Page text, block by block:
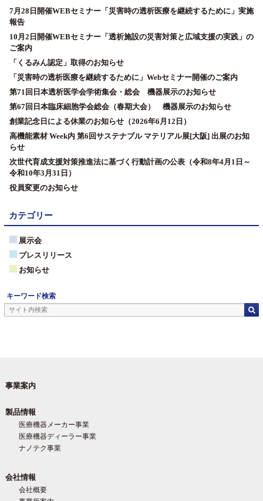
7月28日開催WEBセミナー「災害時の透析医療を継続するために」実施
報告
10月2日開催WEBセミナー「透析施設の災害対策と広域支援の実践」の
ご案内
「くるみん認定」取得のお知らせ
「災害時の透析医療を継続するために」Webセミナー開催のご案内
第71回日本透析医学会学術集会・総会 機器展示のお知らせ
第67回日本臨床細胞学会総会（春期大会） 機器展示のお知らせ
創業記念日による休業のお知らせ（2026年6月12日）
高機能素材 Week内 第6回サステナブル マテリアル展[大阪] 出展のお知
らせ
次世代育成支援対策推進法に基づく行動計画の公表（令和8年4月1日～
令和10年3月31日）
役員変更のお知らせ
カテゴリー
お知らせ
プレスリリース
展示会
キーワード検索
事業案内
製品情報
医療機器メーカー事業
医療機器ディーラー事業
ナノテク事業
会社情報
会社概要